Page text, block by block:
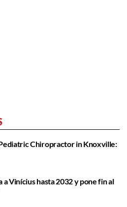
Chiropractor in Knoxville:
a Vinícius hasta 2032 y pone fin al